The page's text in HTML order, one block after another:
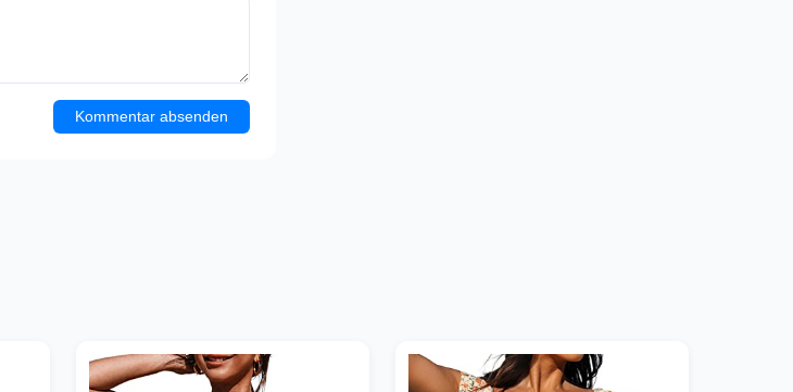
Kommentar absenden